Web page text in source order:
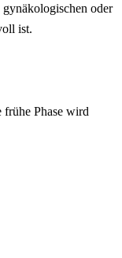
oder
ist.
Phase wird